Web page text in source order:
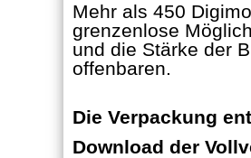
Mehr als 450
grenzenlose
und die Stärke der
offenbaren.
Die Verpackung
Download der